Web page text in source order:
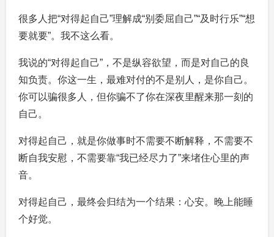
很多人把“对得起自己”理解成“别委屈自己”“及时行乐”“想
要就要”。我不这么看。
我说的“对得起自己”，不是纵容欲望，而是对自己的良
知负责。你这一生，最难对付的不是别人，是你自己。
你可以骗很多人，但你骗不了你在深夜里醒来那一刻的
自己。
对得起自己，就是你做事时不需要不断解释，不需要不
断自我安慰，不需要靠“我已经尽力了”来堵住心里的声
音。
对得起自己，最终会归结为一个结果：心安。晚上能睡
个好觉。